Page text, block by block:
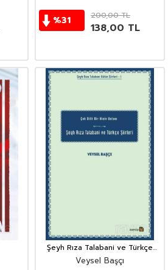
%31 200,00TL
138,00 TL
Şeyh Rıza Talabani ve Türkçe
Şiirleri
Veysel Başçı